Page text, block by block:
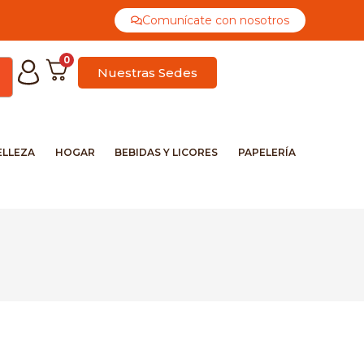
Comunícate con nosotros
0
Nuestras Sedes
HOGAR BEBIDAS Y LICORES PAPELERÍA